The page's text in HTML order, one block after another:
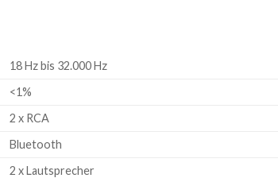
18 Hz bis 32.000 Hz
<1%
2 x RCA
Bluetooth
2 x Lautsprecher